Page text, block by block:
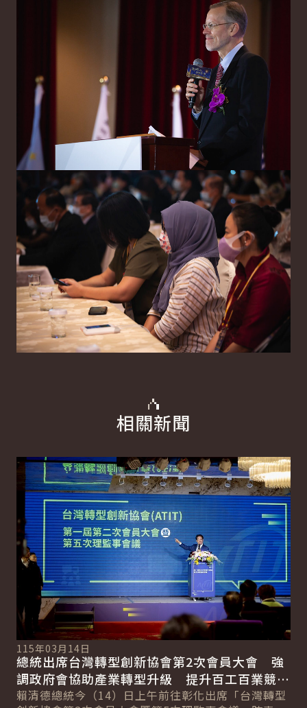
相關新聞
詳細內容
115年03月14日
總統出席台灣轉型創新協會第2次會員大會 強
調政府會協助產業轉型升級 提升百工百業競爭
力
賴清德總統今（14）日上午前往彰化出席「台灣轉型
詳